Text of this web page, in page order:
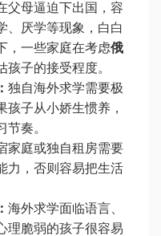
父母逼迫下出国，容
、厌学等现象，白白
，一些家庭在考虑俄
孩子的接受程度。
独自海外求学需要极
孩子从小娇生惯养，
奏。
家庭或独自租房需要
力，否则容易把生活
海外求学面临语言、
理脆弱的孩子很容易